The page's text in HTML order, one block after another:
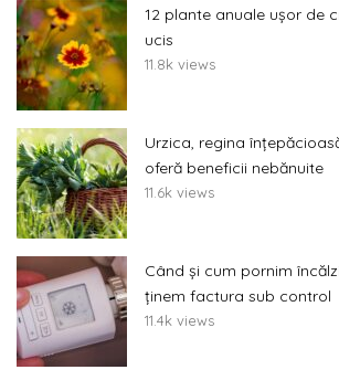
12 plante anuale ușor de
ucis
11.8k views
Urzica, regina
oferă beneficii nebănuite
11.6k views
Când și cum pornim
ținem factura sub control
11.4k views